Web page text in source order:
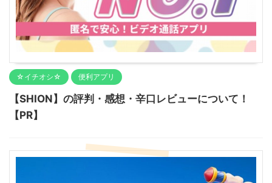
☆イチオシ☆ 便利アプリ
【SHION】の評判・感想・辛口レビューについて！
【PR】